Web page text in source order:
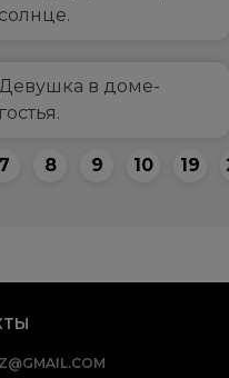
солнце.
Девушка в доме-
гостья.
7 8 9 10 19